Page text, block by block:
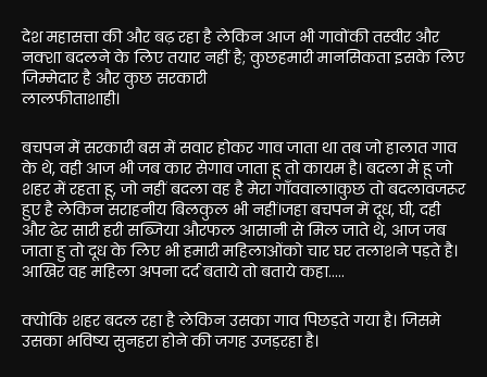
देश महासत्ता की और बढ़ रहा है लेकिन आज भी गावोंकी तस्वीर और
नक्शा बदलने के लिए तयार नहीं है; कुछहमारी मानसिकता इसके लिए
जिम्मेदार है और कुछ सरकारी
लालफीताशाही।
बचपन में सरकारी बस में सवार होकर गाव जाता था तब जो हालात गाव
के थे, वही आज भी जब कार सेगाव जाता हू तो कायम है। बदला मैं हू जो
शहर में रहता हू, जो नहीं बदला वह है मेरा गाँववाला।कुछ तो बदलावजरूर
हुए है लेकिन सराहनीय बिलकुल भी नहीं।जहा बचपन में दूध, घी, दही
और ढेर सारी हरी सब्जिया औरफल आसानी से मिल जाते थे, आज जब
जाता हु तो दूध के लिए भी हमारी महिलाओंको चार घर तलाशने पड़ते है।
आखिर वह महिला अपना दर्द बताये तो बताये कहा…..
क्योकि शहर बदल रहा है लेकिन उसका गाव पिछड़ते गया है। जिसमे
उसका भविष्य सुनहरा होने की जगह उजड़रहा है।